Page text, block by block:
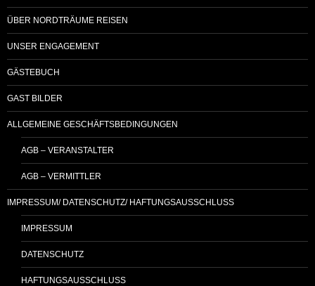
ÜBER NORDTRÄUME REISEN
UNSER ENGAGEMENT
GÄSTEBUCH
GAST BILDER
ALLGEMEINE GESCHÄFTSBEDINGUNGEN
AGB – VERANSTALTER
AGB – VERMITTLER
IMPRESSUM/ DATENSCHUTZ/ HAFTUNGSAUSSCHLUSS
IMPRESSUM
DATENSCHUTZ
HAFTUNGSAUSSCHLUSS